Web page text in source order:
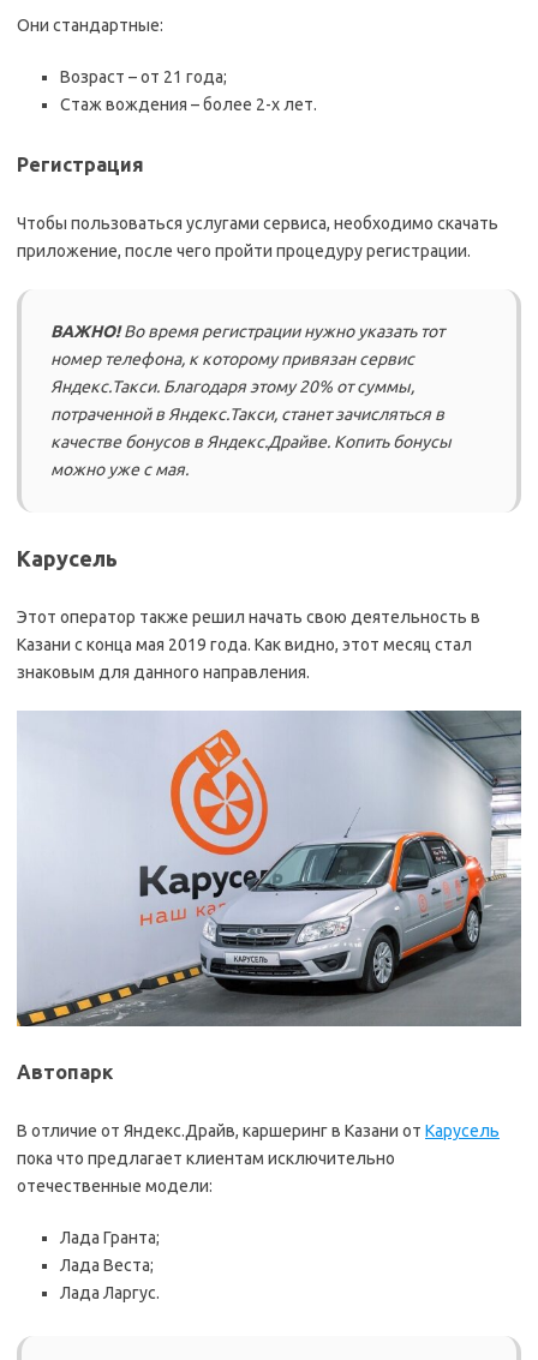
Они стандартные:
Возраст – от 21 года;
Стаж вождения – более 2-х лет.
Регистрация
Чтобы пользоваться услугами сервиса, необходимо скачать
приложение, после чего пройти процедуру регистрации.
ВАЖНО!Во время регистрации нужно указать тот
номер телефона, к которому привязан сервис
Яндекс.Такси. Благодаря этому 20% от суммы,
потраченной в Яндекс.Такси, станет зачисляться в
качестве бонусов в Яндекс.Драйве. Копить бонусы
можно уже с мая.
Карусель
Этот оператор также решил начать свою деятельность в
Казани с конца мая 2019 года. Как видно, этот месяц стал
знаковым для данного направления.
Автопарк
В отличие от Яндекс.Драйв, каршеринг в Казани от Карусель
пока что предлагает клиентам исключительно
отечественные модели:
Лада Гранта;
Лада Веста;
Лада Ларгус.